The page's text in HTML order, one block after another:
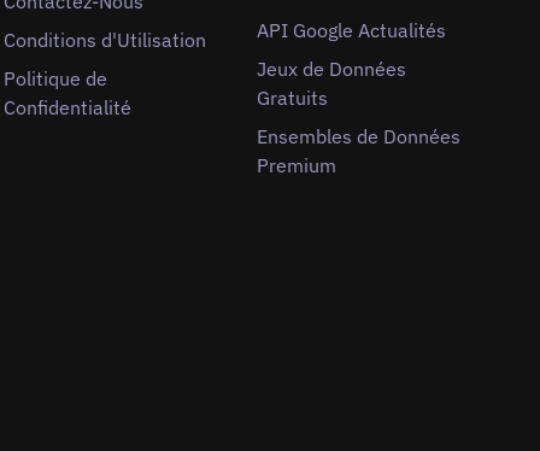
Conditions d'Utilisation
Politique de
Confidentialité
API Google Actualités
Jeux de Données
Gratuits
Ensembles de Données
Premium